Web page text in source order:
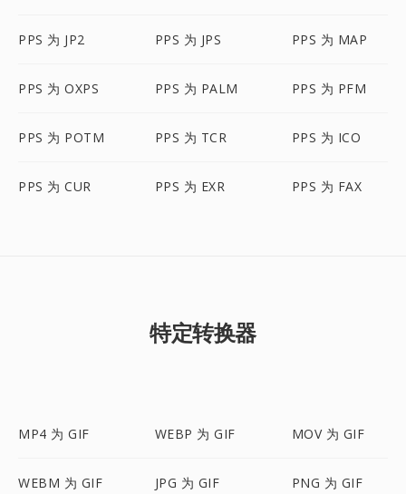
PPS 为 JP2 PPS 为 JPS PPS 为 MAP
PPS 为 OXPS PPS 为 PALM PPS 为 PFM
PPS 为 POTM PPS 为 TCR PPS 为 ICO
PPS 为 CUR PPS 为 EXR PPS 为 FAX
特定转换器
MP4 为 GIF WEBP 为 GIF MOV 为 GIF
WEBM 为 GIF JPG 为 GIF PNG 为 GIF